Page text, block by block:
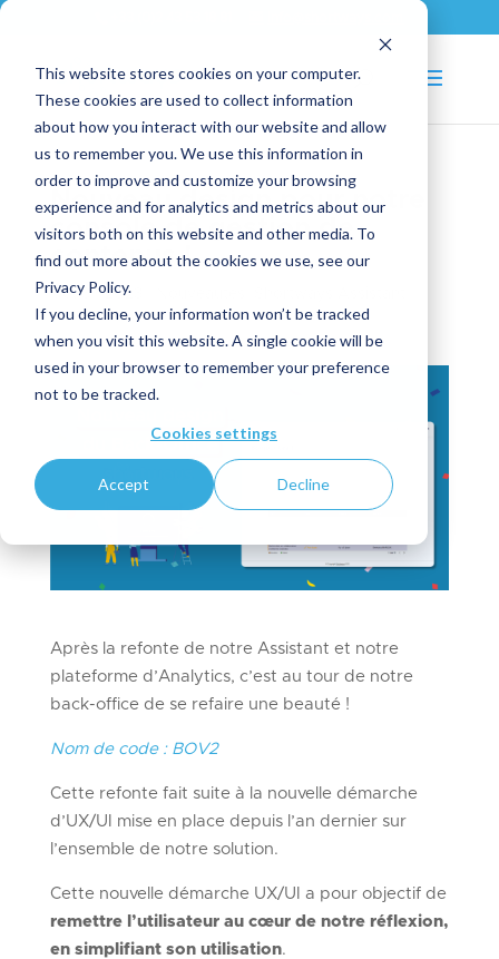
This website stores cookies on your computer.
These cookies are used to collect information
about how you interact with our website and allow
us to remember you. We use this information in
order to improve and customize your browsing
experience and for analytics and metrics about our
visitors both on this website and other media. To
find out more about the cookies we use, see our
Privacy Policy.
If you decline, your information won’t be tracked
when you visit this website. A single cookie will be
used in your browser to remember your preference
not to be tracked.
Cookies settings
Accept Decline
Nouveau design pour notre
console de gestion de
contenus !
Oct 31, 2023
Après la refonte de notre Assistant et notre
plateforme d’Analytics, c’est au tour de notre
back-office de se refaire une beauté !
Nom de code : BOV2
Cette refonte fait suite à la nouvelle démarche
d’UX/UI mise en place depuis l’an dernier sur
l’ensemble de notre solution.
Cette nouvelle démarche UX/UI a pour objectif de
remettre l’utilisateur au cœur de notre réflexion,
en simplifiant son utilisation.